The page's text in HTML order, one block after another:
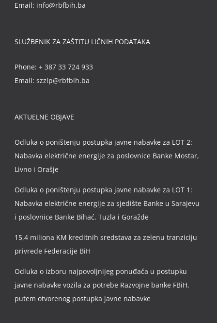
Email: info@rbfbih.ba
SLUŽBENIK ZA ZAŠTITU LIČNIH PODATAKA
Phone: + 387 33 724 933
Email: szzlp@rbfbih.ba
AKTUELNE OBJAVE
Odluka o poništenju postupka javne nabavke za LOT 2:
Nabavka električne energije za poslovnice Banke Mostar,
Livno i Orašje
Odluka o poništenju postupka javne nabavke za LOT 1:
Nabavka električne energije za sjedište Banke u Sarajevu
i poslovnice Banke Bihać, Tuzla i Goražde
15,4 miliona KM kreditnih sredstava za zelenu tranziciju
privrede Federacije BiH
Odluka o izboru najpovoljnijeg ponuđača u postupku
javne nabavke vozila za potrebe Razvojne banke FBiH,
putem otvorenog postupka javne nabavke